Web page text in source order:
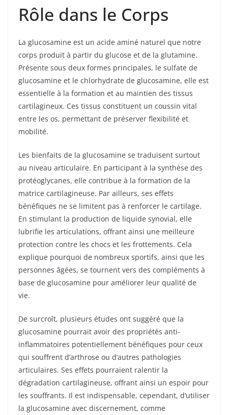
Rôle dans le Corps
La glucosamine est un acide aminé naturel que notre
corps produit à partir du glucose et de la glutamine.
Présente sous deux formes principales, le sulfate de
glucosamine et le chlorhydrate de glucosamine, elle est
essentielle à la formation et au maintien des tissus
cartilagineux. Ces tissus constituent un coussin vital
entre les os, permettant de préserver flexibilité et
mobilité.
Les bienfaits de la glucosamine se traduisent surtout
au niveau articulaire. En participant à la synthèse des
protéoglycanes, elle contribue à la formation de la
matrice cartilagineuse. Par ailleurs, ses effets
bénéfiques ne se limitent pas à renforcer le cartilage.
En stimulant la production de liquide synovial, elle
lubrifie les articulations, offrant ainsi une meilleure
protection contre les chocs et les frottements. Cela
explique pourquoi de nombreux sportifs, ainsi que les
personnes âgées, se tournent vers des compléments à
base de glucosamine pour améliorer leur qualité de
vie.
De surcroît, plusieurs études ont suggéré que la
glucosamine pourrait avoir des propriétés anti-
inflammatoires potentiellement bénéfiques pour ceux
qui souffrent d’arthrose ou d’autres pathologies
articulaires. Ses effets pourraient ralentir la
dégradation cartilagineuse, offrant ainsi un espoir pour
les souffrants. Il est indispensable, cependant, d’utiliser
la glucosamine avec discernement, comme